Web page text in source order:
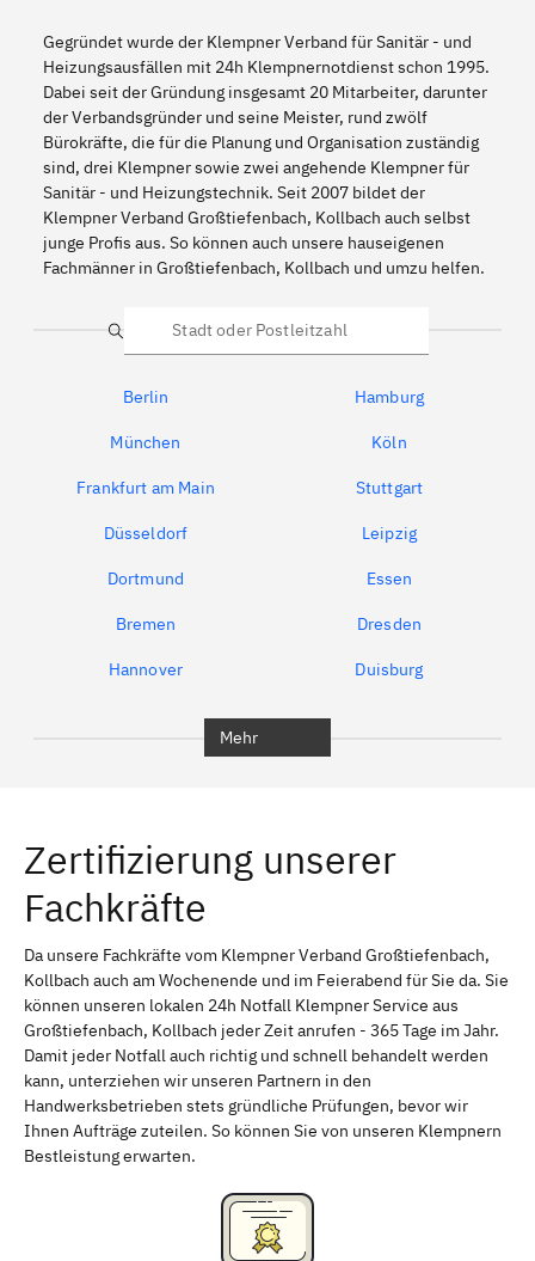
Gegründet wurde der Klempner Verband für Sanitär - und
Heizungsausfällen mit 24h Klempnernotdienst schon 1995.
Dabei seit der Gründung insgesamt 20 Mitarbeiter, darunter
der Verbandsgründer und seine Meister, rund zwölf
Bürokräfte, die für die Planung und Organisation zuständig
sind, drei Klempner sowie zwei angehende Klempner für
Sanitär - und Heizungstechnik. Seit 2007 bildet der
Klempner Verband Großtiefenbach, Kollbach auch selbst
junge Profis aus. So können auch unsere hauseigenen
Fachmänner in Großtiefenbach, Kollbach und umzu helfen.
Suche
Berlin Hamburg
München Köln
Frankfurt am Main Stuttgart
Düsseldorf Leipzig
Dortmund Essen
Bremen Dresden
Hannover Duisburg
Erlangen Bamberg
Bayreuth
Schweinfurt Passau
Freising Rudelsdorf, Mittelfranken
Mehr
Zertifizierung unserer
Fachkräfte
Da unsere Fachkräfte vom Klempner Verband Großtiefenbach,
Kollbach auch am Wochenende und im Feierabend für Sie da. Sie
können unseren lokalen 24h Notfall Klempner Service aus
Großtiefenbach, Kollbach jeder Zeit anrufen - 365 Tage im Jahr.
Damit jeder Notfall auch richtig und schnell behandelt werden
kann, unterziehen wir unseren Partnern in den
Handwerksbetrieben stets gründliche Prüfungen, bevor wir
Ihnen Aufträge zuteilen. So können Sie von unseren Klempnern
Bestleistung erwarten.